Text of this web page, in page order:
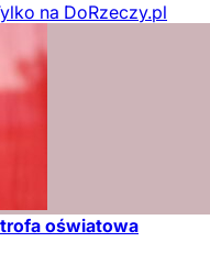
na DoRzeczy.pl
oświatowa